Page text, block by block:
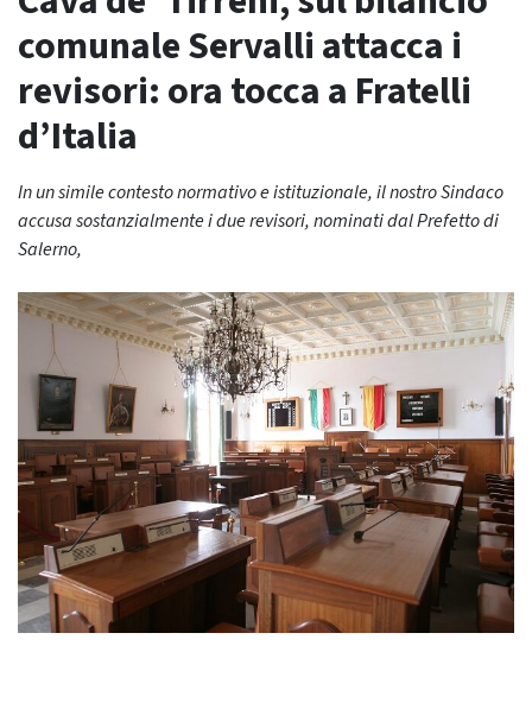
comunale Servalli attacca i
revisori: ora tocca a Fratelli
d’Italia
In un simile contesto normativo e istituzionale, il nostro Sindaco
accusa sostanzialmente i due revisori, nominati dal Prefetto di
Salerno,